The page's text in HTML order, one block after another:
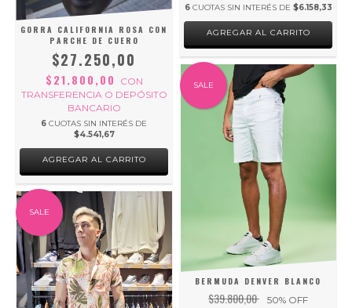
6 CUOTAS SIN INTERÉS DE $6.158,33
AGREGAR AL CARRITO
GORRA CALIFORNIA ROSA CON
PARCHE DE CUERO
$27.250,00
$21.800,00
CON
TRANSFERENCIA O DEPÓSITO
BANCARIO
6 CUOTAS SIN INTERÉS DE
$4.541,67
AGREGAR AL CARRITO
SALE
BERMUDA DENVER BLANCO
$39.800,00 50% OFF
SALE